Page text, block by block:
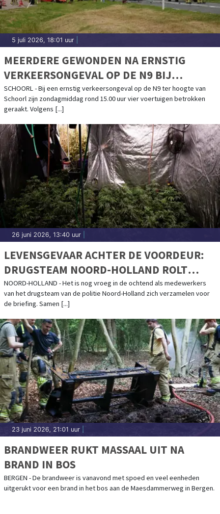
5 juli 2026, 18:01 uur
MEERDERE GEWONDEN NA ERNSTIG
VERKEERSONGEVAL OP DE N9 BIJ
SCHOORL
SCHOORL - Bij een ernstig verkeersongeval op de N9 ter hoogte van
Schoorl zijn zondagmiddag rond 15.00 uur vier voertuigen betrokken
geraakt. Volgens [...]
26 juni 2026, 13:40 uur
LEVENSGEVAAR ACHTER DE VOORDEUR:
DRUGSTEAM NOORD-HOLLAND ROLT
HENNEPKWEKERIJEN OP
NOORD-HOLLAND - Het is nog vroeg in de ochtend als medewerkers
van het drugsteam van de politie Noord-Holland zich verzamelen voor
de briefing. Samen [...]
23 juni 2026, 21:01 uur
BRANDWEER RUKT MASSAAL UIT NA
BRAND IN BOS
BERGEN - De brandweer is vanavond met spoed en veel eenheden
uitgerukt voor een brand in het bos aan de Maesdammerweg in Bergen.